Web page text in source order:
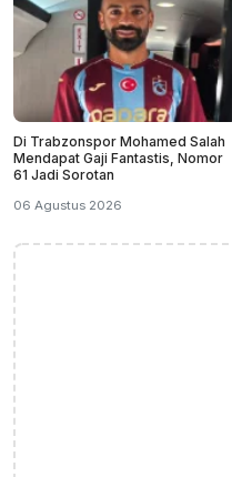
Di Trabzonspor Mohamed Salah
Mendapat Gaji Fantastis, Nomor
61 Jadi Sorotan
06 Agustus 2026